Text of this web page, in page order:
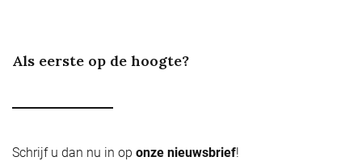
Als eerste op de hoogte?
Schrijf u dan nu in op onze nieuwsbrief!